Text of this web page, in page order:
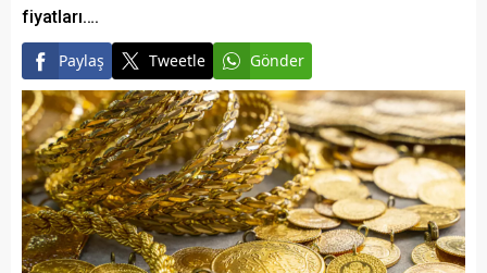
fiyatları….
Paylaş Tweetle Gönder